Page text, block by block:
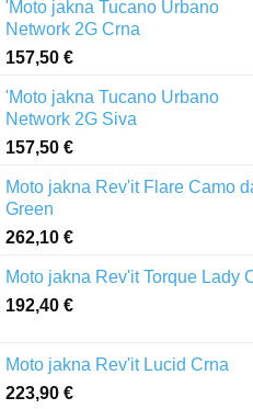
'Moto jakna Tucano Urbano
Network 2G Crna
157,50 €
'Moto jakna Tucano Urbano
Network 2G Siva
157,50 €
Moto jakna Rev'it Flare Camo
Green
262,10 €
Moto jakna Rev'it Torque Lady
192,40 €
Moto jakna Rev'it Lucid Crna
223,90 €